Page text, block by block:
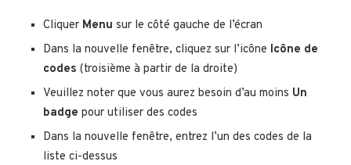
Cliquer Menu sur le côté gauche de l’écran
Dans la nouvelle fenêtre, cliquez sur l’icône Icône de
codes (troisième à partir de la droite)
Veuillez noter que vous aurez besoin d’au moins Un
badge pour utiliser des codes
Dans la nouvelle fenêtre, entrez l’un des codes de la
liste ci-dessus